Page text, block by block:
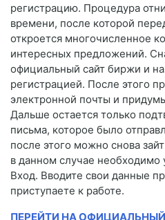
регистрацию. Процедура
времени, после которой
откроется многочисленное
интересных предложений.
официальный сайт биржи и
регистрацией. После этого
электронной почты и
Дальше остается только
письма, которое было
после этого можно снова
в данном случае необходимо
Вход. Вводите свои данные
приступаете к работе.
ПЕРЕЙТИ НА